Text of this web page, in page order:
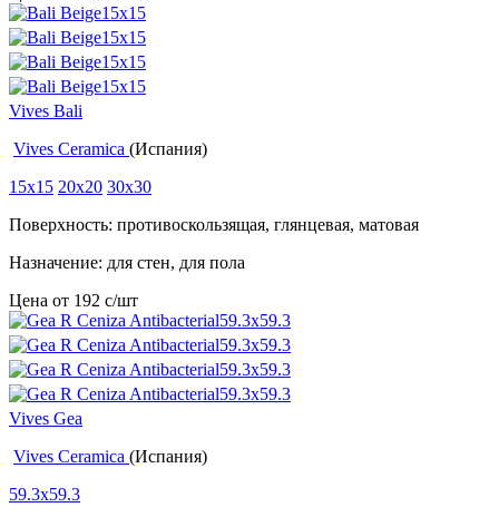
Vives Bali
Vives Ceramica (Испания)
15x15 20x20 30x30
Поверхность: противоскользящая, глянцевая, матовая
Назначение: для стен, для пола
Цена от 192 c/шт
Vives Gea
Vives Ceramica (Испания)
59.3x59.3